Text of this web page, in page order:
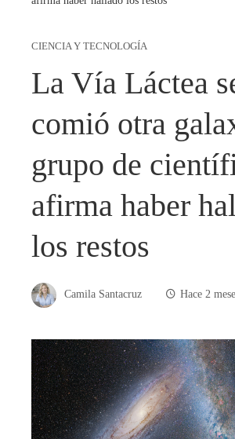
CIENCIA Y TECNOLOGÍA
La Vía Láctea
comió otra
grupo de
afirma haber
los restos
Camila Santacruz Hace 2